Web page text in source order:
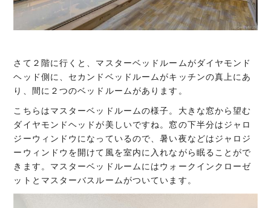
さて２階に行くと、マスターベッドルームがダイヤモンド
ヘッド側に、セカンドベッドルームがキッチンの真上にあ
り、間に２つのベッドルームがあります。
こちらはマスターベッドルームの様子。大きな窓から望む
ダイヤモンドヘッドが美しいですね。窓の下半分はジャロ
ジーウィンドウになっているので、暑い夜などはジャロジ
ーウィンドウを開けて風を室内に入れながら眠ることがで
きます。マスターベッドルームにはウォークインクローゼ
ットとマスターバスルームがついています。